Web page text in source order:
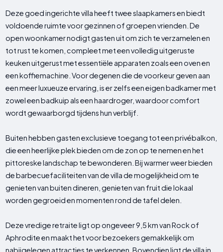
Deze goed ingerichte villa heeft twee slaapkamers en biedt
voldoende ruimte voor gezinnen of groepen vrienden. De
open woonkamer nodigt gasten uit om zich te verzamelen en
tot rust te komen, compleet met een volledig uitgeruste
keuken uitgerust met essentiële apparaten zoals een oven en
een koffiemachine. Voor degenen die de voorkeur geven aan
een meer luxueuze ervaring, is er zelfs een eigen badkamer met
zowel een badkuip als een haardroger, waardoor comfort
wordt gewaarborgd tijdens hun verblijf.
Buiten hebben gasten exclusieve toegang tot een privébalkon,
die een heerlijke plek bieden om de zon op te nemen en het
pittoreske landschap te bewonderen. Bij warmer weer bieden
de barbecuefaciliteiten van de villa de mogelijkheid om te
genieten van buiten dineren, genieten van fruit die lokaal
worden gegroeid en momenten rond de tafel delen.
Deze vredige retraite ligt op ongeveer 9,5 km van Rock of
Aphrodite en maakt het voor bezoekers gemakkelijk om
nabijgelegen attracties te verkennen. Bovendien ligt de villa in